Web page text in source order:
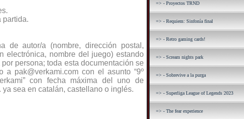
partida.
de autor/a (nombre, dirección postal,
electrónica, nombre del juego) estando
persona; toda esta documentación se
a pak@verkami.com con el asunto “9º
con fecha máxima del uno de
sea en catalán, castellano o inglés.
=> - Proyectos TRND
=> - Requiem: Sinfonía final
=> - Retro gaming cards!
=> - Scream nights park
=> - Sobrevive a la purga
=> - Superliga League of Legends 2023
=> - The fear experience